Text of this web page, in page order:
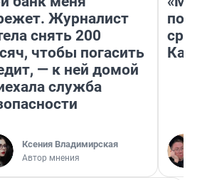
Журналист
снять 200
чтобы погасить
— к ней домой
служба
Ксения Владимирская
Автор мнения